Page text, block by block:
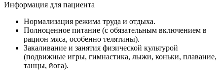
Информация для пациента
Нормализация режима труда и отдыха.
Полноценное питание (с обязательным включением в
рацион мяса, особенно телятины).
Закаливание и занятия физической культурой
(подвижные игры, гимнастика, лыжи, коньки, плавание,
танцы, йога).